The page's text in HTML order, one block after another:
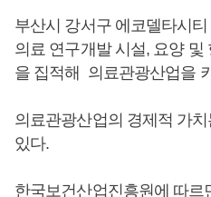
부산시 강서구 에코델타시
의료 연구개발 시설, 요양 및
을 집적해 의료관광산업을
의료관광산업의 경제적 가
있다.
한국보건산업진흥원에 따르